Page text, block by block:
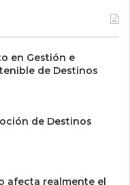
en Gestión e
de Destinos
de Destinos
afecta realmente el